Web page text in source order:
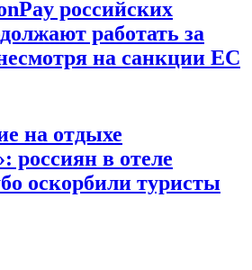
российских
работать за
на санкции ЕС
на отдыхе
россиян в отеле
оскорбили туристы